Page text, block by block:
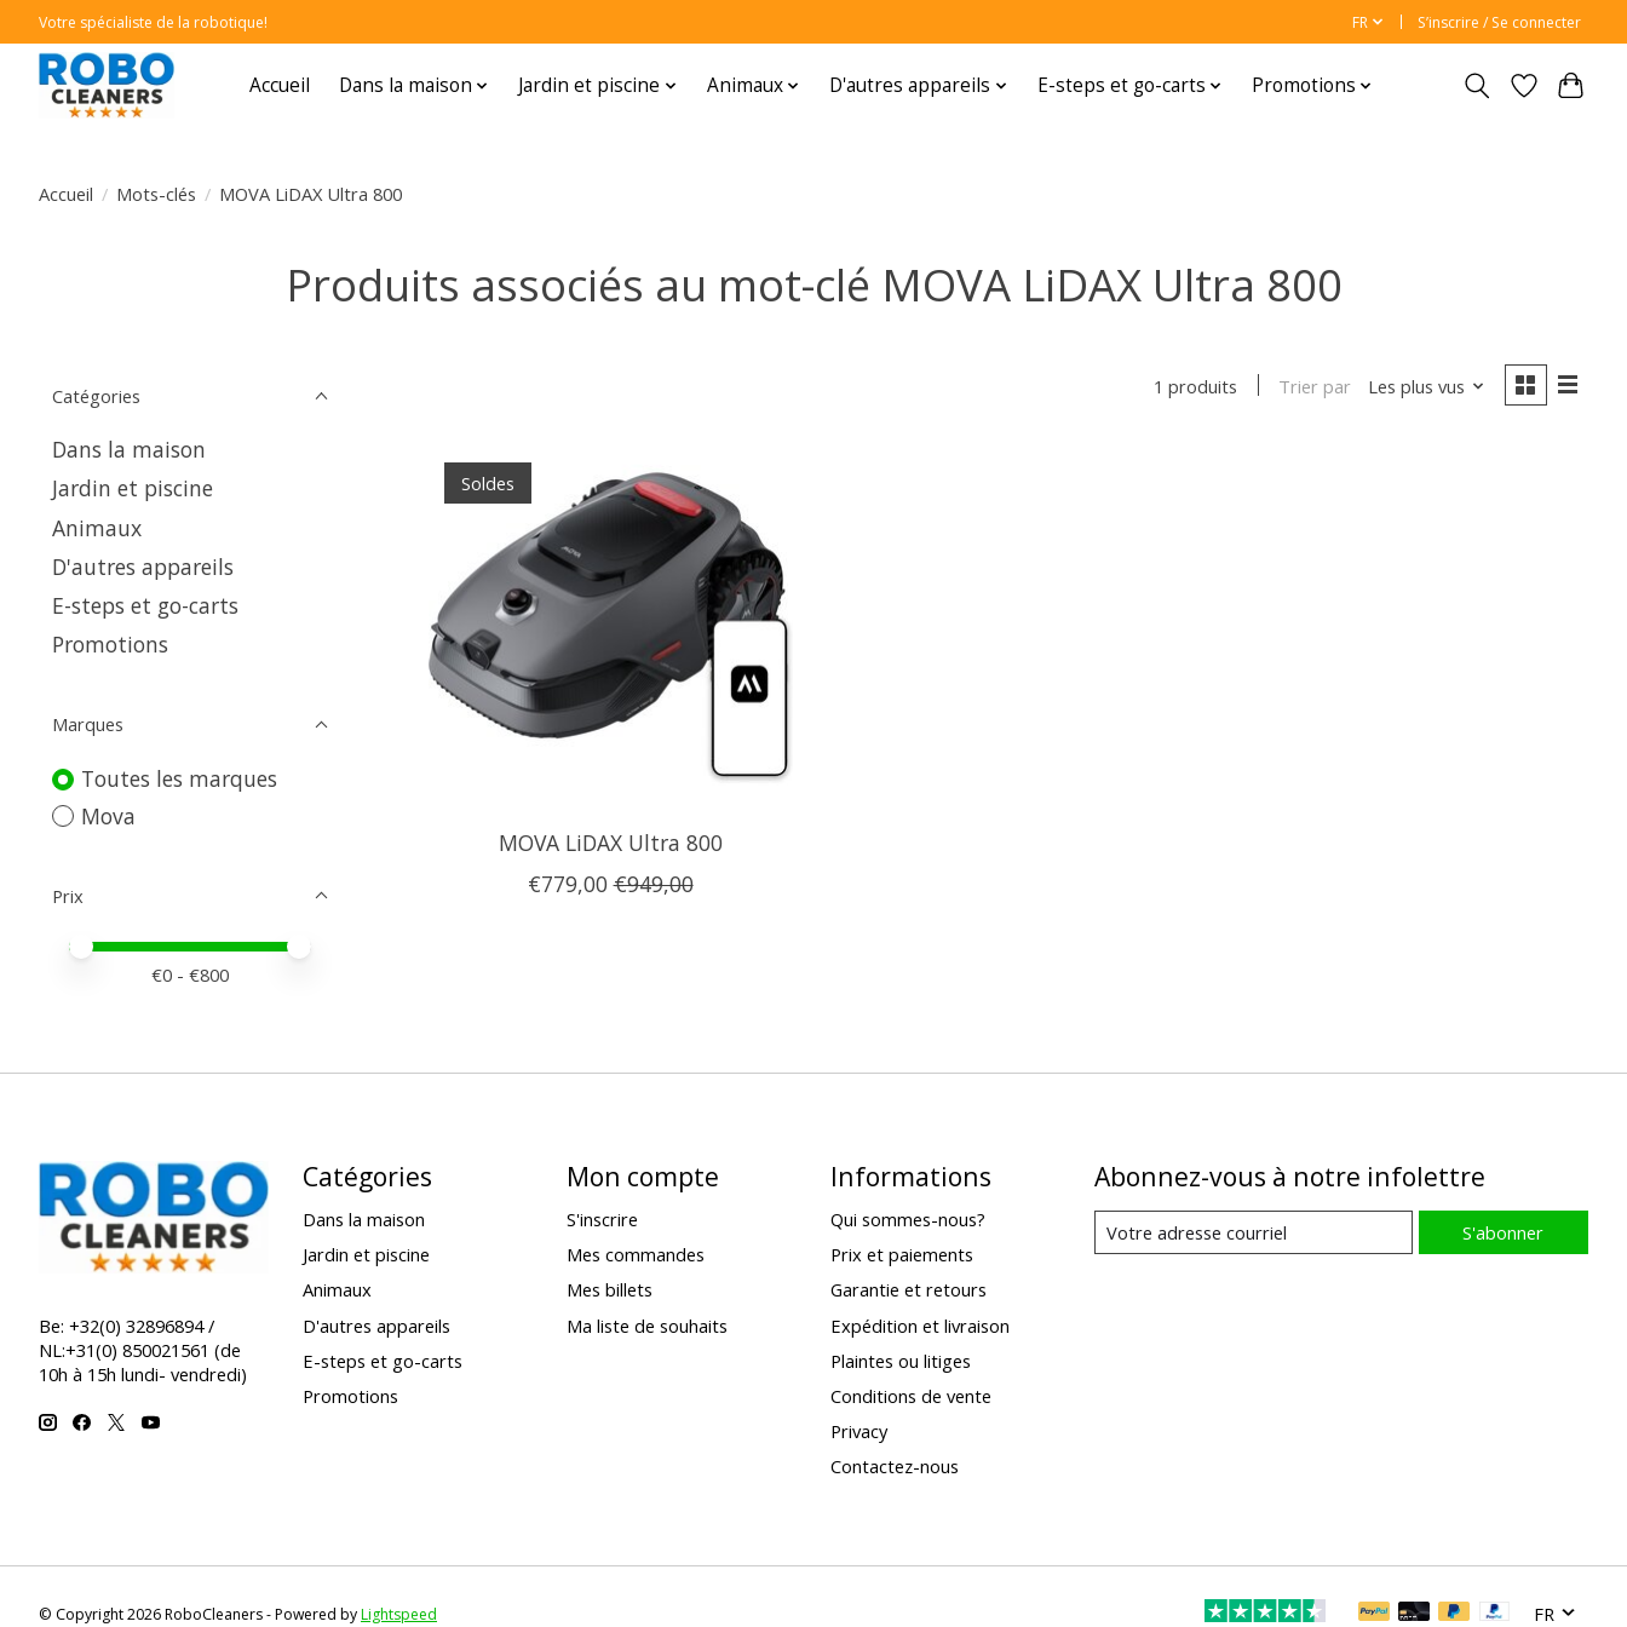
Votre spécialiste de la robotique! FR S’inscrire / Se connecter
Accueil Dans la maison Jardin et piscine Animaux D'autres appareils E-steps et go-carts Promotions
Accueil / Mots-clés / MOVA LiDAX Ultra 800
Produits associés au mot-clé MOVA LiDAX Ultra 800
Catégories
Dans la maison
Jardin et piscine
Animaux
D'autres appareils
E-steps et go-carts
Promotions
Marques
Toutes les marques
Mova
Prix
Prix minimum
Price maximum value
€0 - €800
1 produits Trier par Les plus vus
Soldes
MOVA LiDAX Ultra 800
€779,00 €949,00
Be: +32(0) 32896894 /
NL:+31(0) 850021561 (de
10h à 15h lundi- vendredi)
Catégories
Dans la maison
Jardin et piscine
Animaux
D'autres appareils
E-steps et go-carts
Promotions
Mon compte
S'inscrire
Mes commandes
Mes billets
Ma liste de souhaits
Informations
Qui sommes-nous?
Prix et paiements
Garantie et retours
Expédition et livraison
Plaintes ou litiges
Conditions de vente
Privacy
Contactez-nous
Abonnez-vous à notre infolettre
S'abonner
© Copyright 2026 RoboCleaners - Powered byLightspeed FR